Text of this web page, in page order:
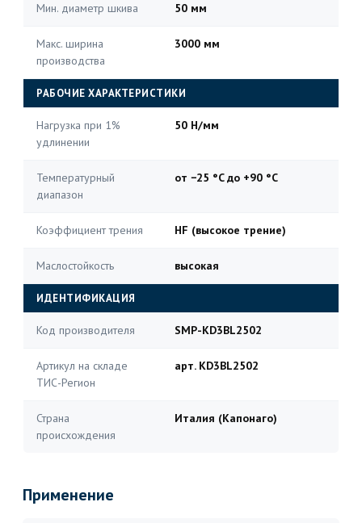
Мин. диаметр шкива 50 мм
Макс. ширина
производства
3000 мм
РАБОЧИЕ ХАРАКТЕРИСТИКИ
Нагрузка при 1%
удлинении
50 Н/мм
Температурный
диапазон
от −25 °C до +90 °C
Коэффициент трения HF (высокое трение)
Маслостойкость высокая
ИДЕНТИФИКАЦИЯ
Код производителя SMP-KD3BL2502
Артикул на складе
ТИС-Регион
арт. KD3BL2502
Страна
происхождения
Италия (Капонаго)
Применение